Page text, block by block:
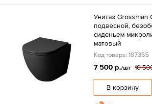
Унитаз Grossman
подвесной,
сиденьем
матовый
Код товара: 187355
7 500 р./шт 10
В корзину